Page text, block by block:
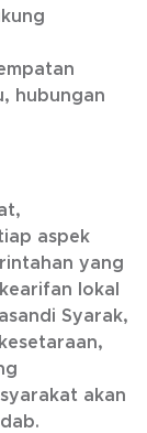
hubungan
aspek
yang
lokal
Syarak,
akan